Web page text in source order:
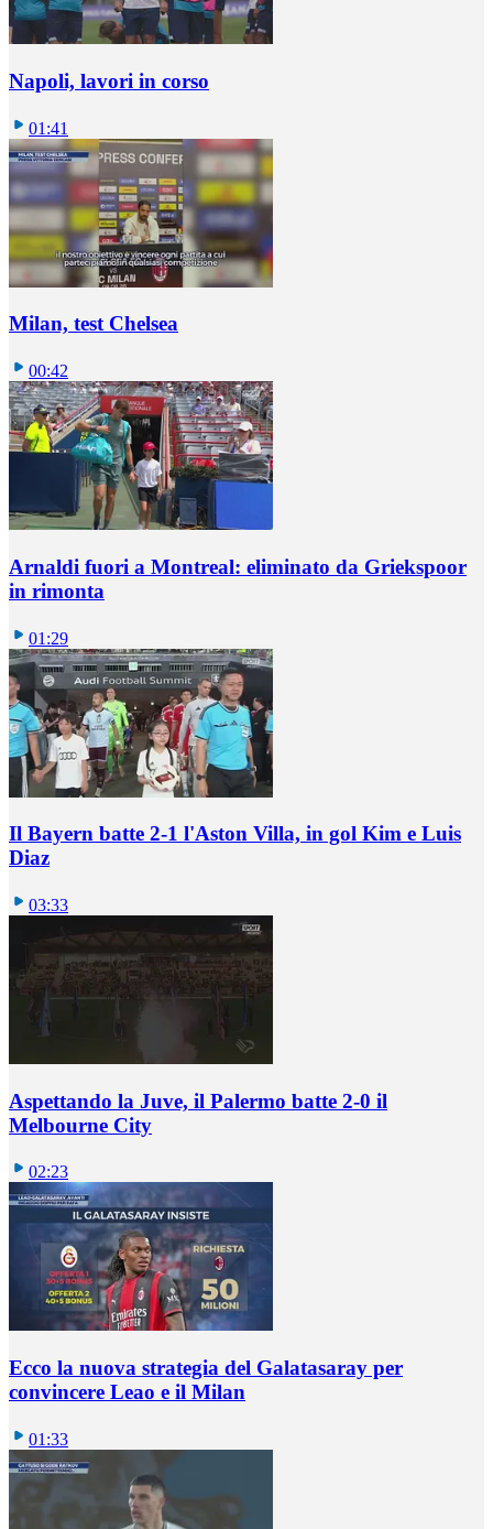
Napoli, lavori in corso
01:41
Milan, test Chelsea
00:42
Arnaldi fuori a Montreal: eliminato da Griekspoor
in rimonta
01:29
Il Bayern batte 2-1 l'Aston Villa, in gol Kim e Luis
Diaz
03:33
Aspettando la Juve, il Palermo batte 2-0 il
Melbourne City
02:23
Ecco la nuova strategia del Galatasaray per
convincere Leao e il Milan
01:33